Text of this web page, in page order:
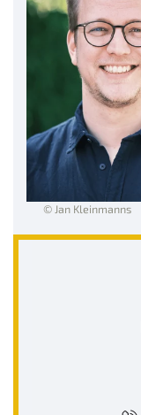
© Jan Kleinmanns